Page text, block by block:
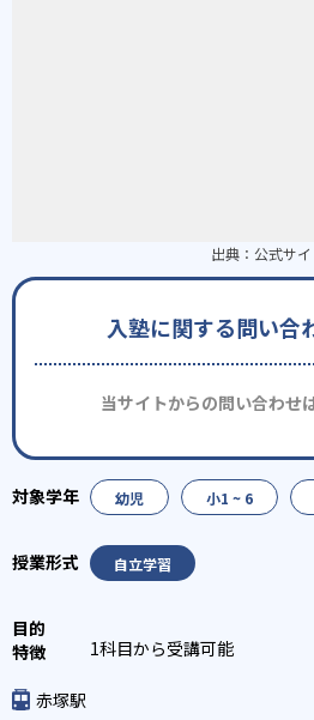
出典： 公式サイ
入塾に関する問い合
当サイトからの問い合わせ
幼児 小1 ~ 6
自立学習
1科目から受講可能
赤塚駅